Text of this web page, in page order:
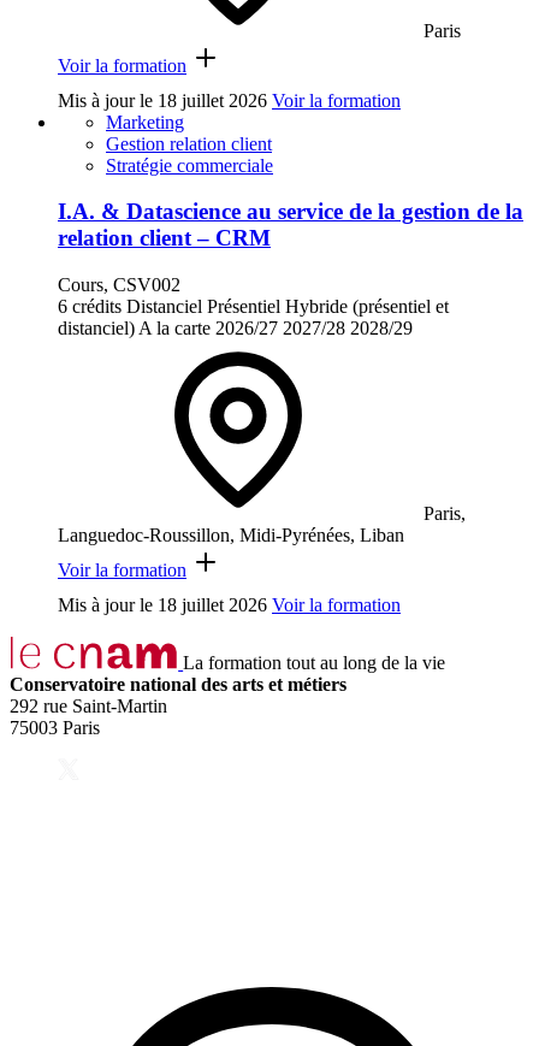
Paris
Voir la formation
Mis à jour le 18 juillet 2026 Voir la formation
Marketing
Gestion relation client
Stratégie commerciale
I.A. & Datascience au service de la gestion de la
relation client – CRM
Cours, CSV002
6 crédits Distanciel Présentiel Hybride (présentiel et
distanciel) A la carte 2026/27 2027/28 2028/29
Paris,
Languedoc-Roussillon, Midi-Pyrénées, Liban
Voir la formation
Mis à jour le 18 juillet 2026 Voir la formation
La formation tout au long de la vie
Conservatoire national des arts et métiers
292 rue Saint-Martin
75003 Paris